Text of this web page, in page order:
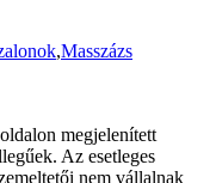
,Masszázs
megjelenített
Az esetleges
nem vállalnak